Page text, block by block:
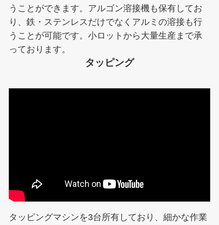
うことができます。アルゴン溶接機も保有してお
り、鉄・ステンレスだけでなくアルミの溶接も行
うことが可能です。小ロットから大量生産まで承
っております。
タッピング
タッピングマシンを3台所有しており、細かな作業